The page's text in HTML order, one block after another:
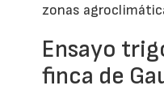
zonas
Ensayo
finca de